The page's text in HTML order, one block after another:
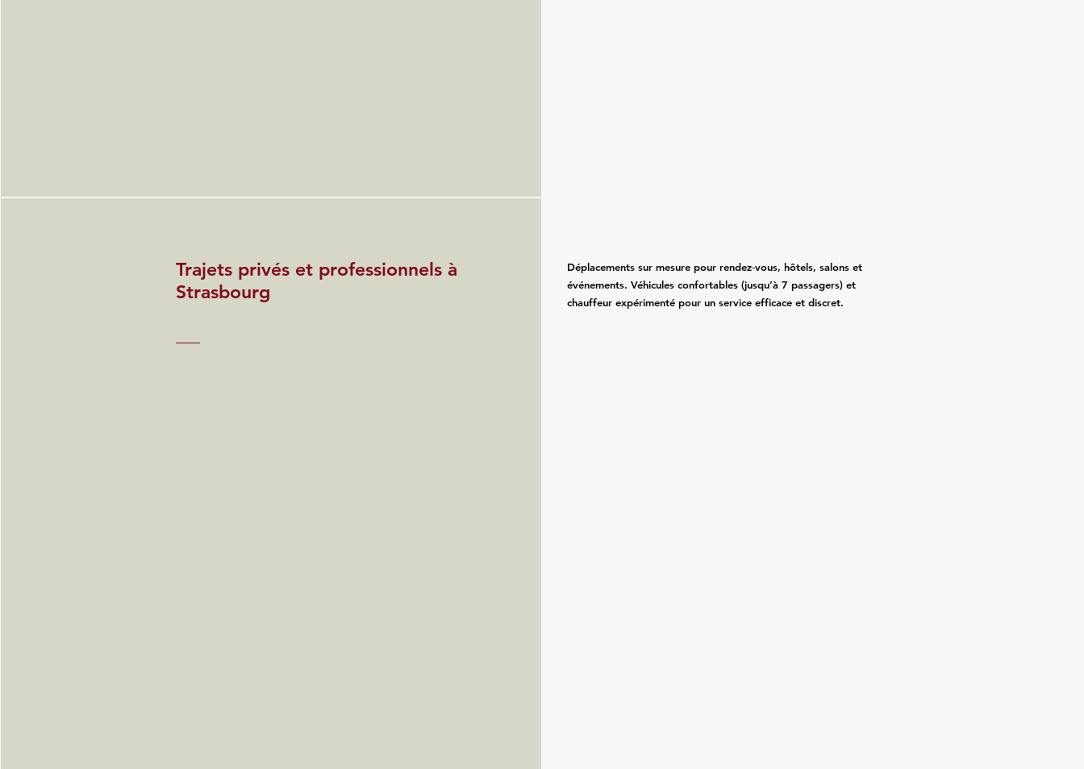
Trajets privés et professionnels à
Strasbourg
Déplacements sur mesure pour rendez‑vous, hôtels, salons et
événements. Véhicules confortables (jusqu’à 7 passagers) et
chauffeur expérimenté pour un service efficace et discret.